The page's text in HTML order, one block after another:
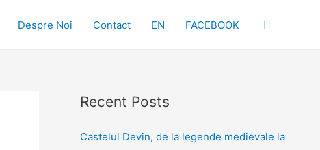
Despre Noi Contact EN FACEBOOK Search
Recent Posts
Castelul Devin, de la legende medievale la